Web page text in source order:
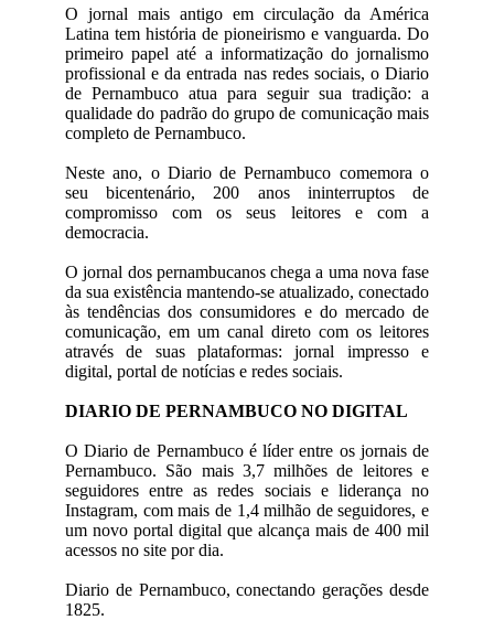
O jornal mais antigo em circulação da América
Latina tem história de pioneirismo e vanguarda. Do
primeiro papel até a informatização do jornalismo
profissional e da entrada nas redes sociais, o Diario
de Pernambuco atua para seguir sua tradição: a
qualidade do padrão do grupo de comunicação mais
completo de Pernambuco.
Neste ano, o Diario de Pernambuco comemora o
seu bicentenário, 200 anos ininterruptos de
compromisso com os seus leitores e com a
democracia.
O jornal dos pernambucanos chega a uma nova fase
da sua existência mantendo-se atualizado, conectado
às tendências dos consumidores e do mercado de
comunicação, em um canal direto com os leitores
através de suas plataformas: jornal impresso e
digital, portal de notícias e redes sociais.
DIARIO DE PERNAMBUCO NO DIGITAL
O Diario de Pernambuco é líder entre os jornais de
Pernambuco. São mais 3,7 milhões de leitores e
seguidores entre as redes sociais e liderança no
Instagram, com mais de 1,4 milhão de seguidores, e
um novo portal digital que alcança mais de 400 mil
acessos no site por dia.
Diario de Pernambuco, conectando gerações desde
1825.